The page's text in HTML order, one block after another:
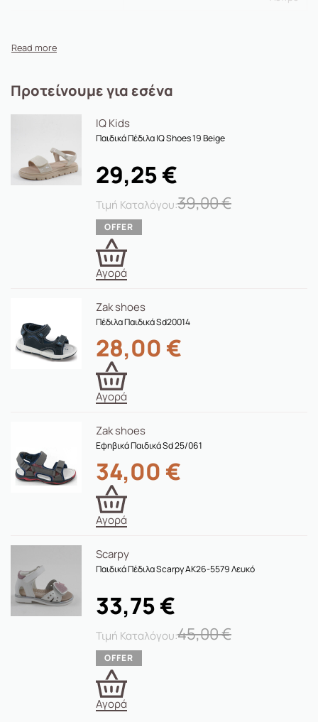
Προτείνουμε για εσένα
IQ Kids
Παιδικά Πέδιλα IQ Shoes 19 Beige
39,00€
29,25€
Αγορά
Zak shoes
Πέδιλα Παιδικά Sd20014
28,00 €
Αγορά
Zak shoes
Εφηβικά Παιδικά Sd 25/061
34,00 €
Αγορά
Scarpy
Παιδικά Πέδιλα Scarpy AK26-5579 Λευκό
45,00€
33,75€
Αγορά